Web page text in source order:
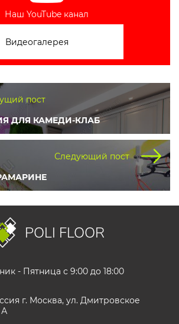
Наш YouTube канал
Видеогалерея
пост
ДЛЯ КАМЕДИ-КЛАБ
Следующий пост
POLI FLOOR
- Пятница с 9:00 до 18:00
г. Москва, ул. Дмитровское
А